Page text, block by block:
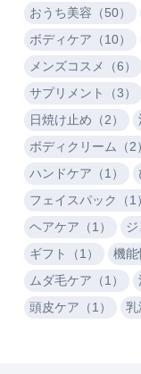
おうち美容（50）
ボディケア（10）
メンズコスメ（6）
サプリメント（3）
日焼け止め（2）
ボディクリーム（2）
ハンドケア（1）
フェイスパック（1）
ヘアケア（1）
ジ
ギフト（1）
機能
ムダ毛ケア（1）
頭皮ケア（1）
乳